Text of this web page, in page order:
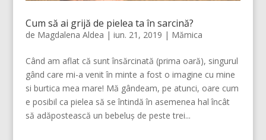
Cum să ai grijă de pielea ta în sarcină?
de Magdalena Aldea | iun. 21, 2019 | Mămica
Când am aflat că sunt însărcinată (prima oară), singurul
gând care mi-a venit în minte a fost o imagine cu mine
si burtica mea mare! Mă gândeam, pe atunci, oare cum
e posibil ca pielea să se întindă în asemenea hal încât
să adăpostească un bebeluș de peste trei...